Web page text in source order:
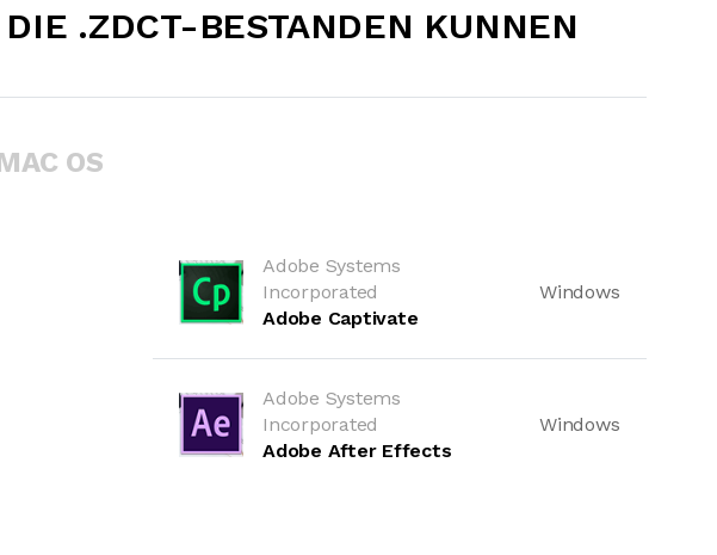
.ZDCT-BESTANDEN KUNNEN
OS
Adobe Systems
Incorporated
Adobe Captivate
Windows
Adobe Systems
Incorporated
Adobe After Effects
Windows